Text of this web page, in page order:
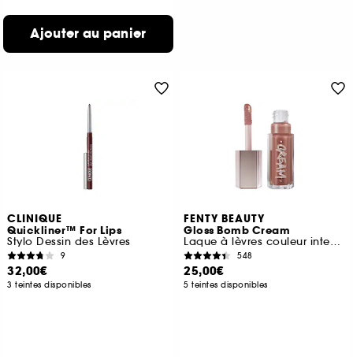
Ajouter au panier
CLINIQUE
Quickliner™ For Lips
Stylo Dessin des Lèvres
9
32,00€
3 teintes disponibles
FENTY BEAUTY
Gloss Bomb Cream
Laque à lèvres couleur intense
548
25,00€
5 teintes disponibles